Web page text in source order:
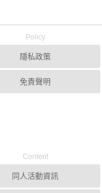
Policy
隱私政策
免責聲明
Content
同人活動資訊